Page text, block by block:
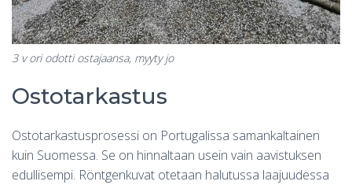
3 v ori odotti ostajaansa, myyty jo
Ostotarkastus
Ostotarkastusprosessi on Portugalissa samankaltainen
kuin Suomessa. Se on hinnaltaan usein vain aavistuksen
edullisempi. Röntgenkuvat otetaan halutussa laajuudessa